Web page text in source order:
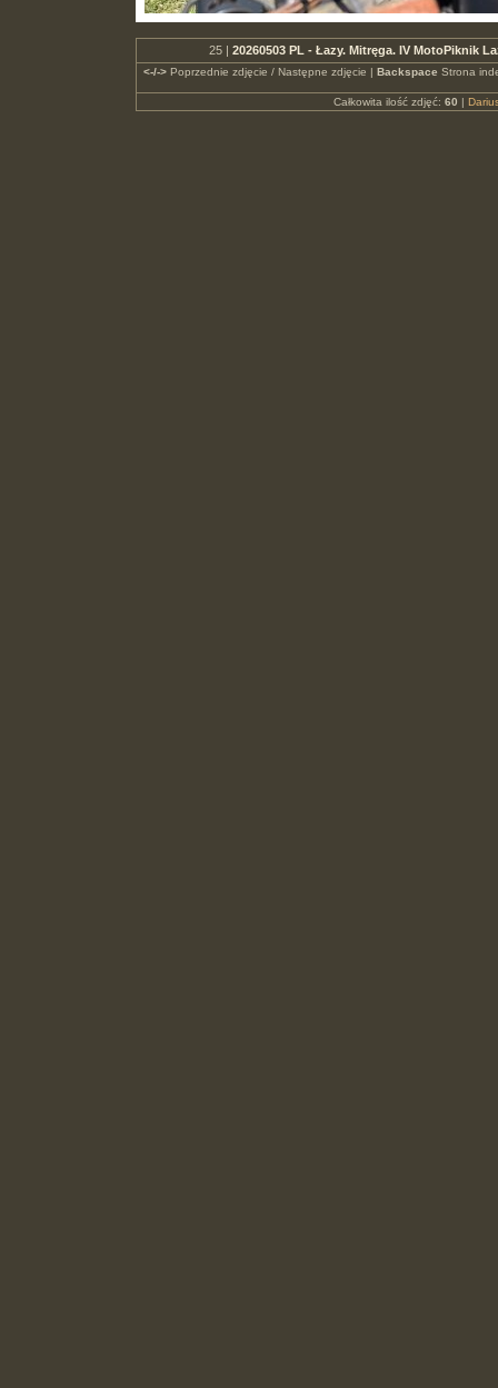
25 | 20260503 PL - Łazy. Mitręga. IV MotoPiknik
<-/->Poprzednie zdjęcie / Następne zdjęcie | Backspace Strona
Całkowita ilość zdjęć: 60 |